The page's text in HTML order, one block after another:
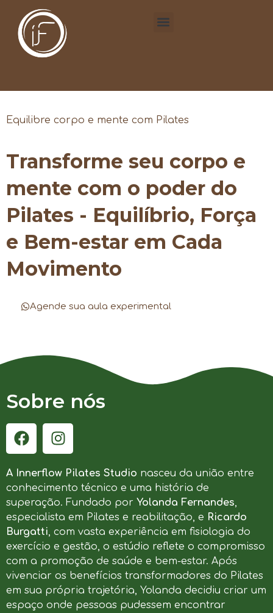
Equilibre corpo e mente com Pilates
Transforme seu corpo e
mente com o poder do
Pilates - Equilíbrio, Força
e Bem-estar em Cada
Movimento
Agende sua aula experimental
Sobre nós
A Innerflow Pilates Studio nasceu da união entre
conhecimento técnico e uma história de
superação. Fundado por Yolanda Fernandes,
especialista em Pilates e reabilitação, e Ricardo
Burgatti, com vasta experiência em fisiologia do
exercício e gestão, o estúdio reflete o compromisso
com a promoção de saúde e bem-estar. Após
vivenciar os benefícios transformadores do Pilates
em sua própria trajetória, Yolanda decidiu criar um
espaço onde pessoas pudessem encontrar